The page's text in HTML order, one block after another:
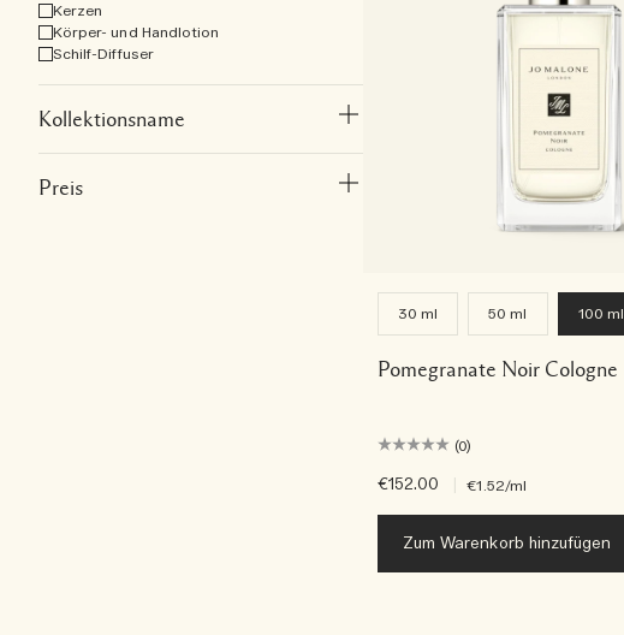
Kerzen
Körper- und Handlotion
Schilf-Diffuser
Kollektionsname
Preis
30 ml 50 ml 100 ml
Pomegranate Noir Cologne
(0)
€152.00 €1.52/ml
Zum Warenkorb hinzufügen